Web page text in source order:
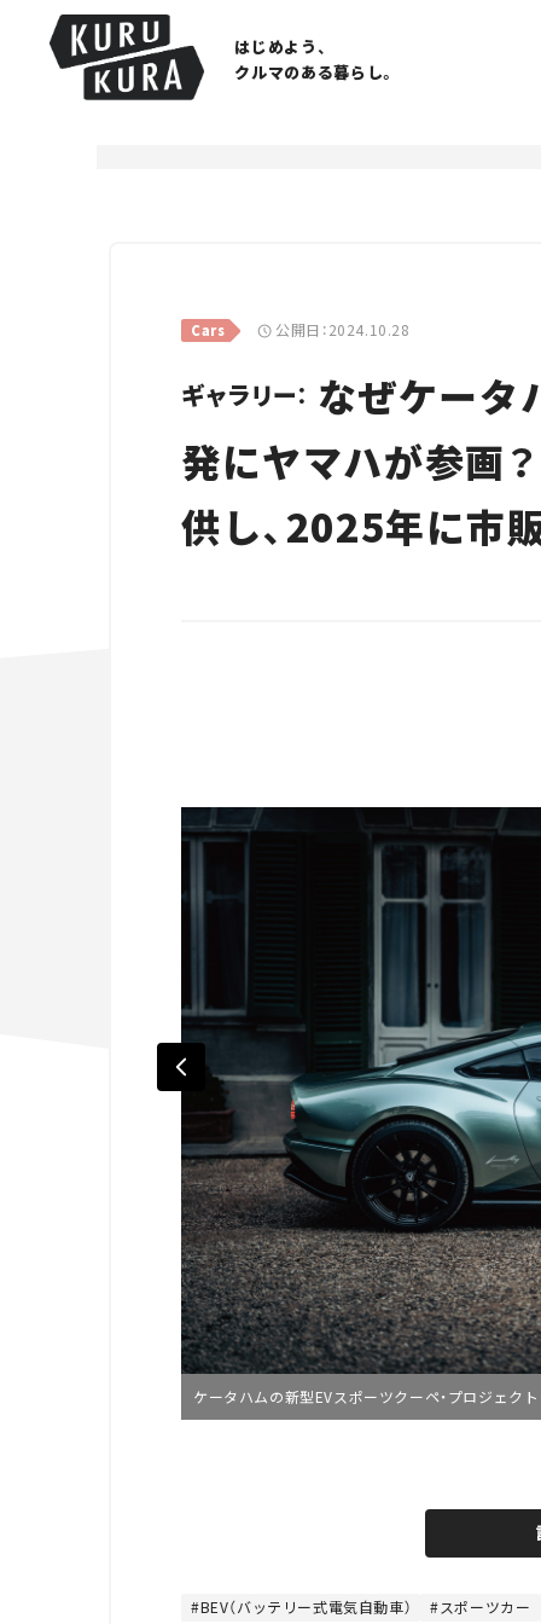
はじめよう、
クルマのある暮らし。
Cars 公開日：2024.10.28
ギャラリー： なぜケータ
発にヤマハが参画
供し、2025年に市
ケータハムの新型EVスポーツクーペ・プロジェクト
8
BEV（バッテリー式電気自動車） スポーツカー